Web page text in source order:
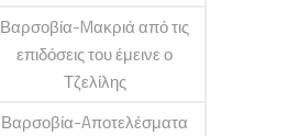
Βαρσοβία-Mακριά από τις
επιδόσεις του έμεινε ο
Τζελίλης
Βαρσοβία-Aποτελέσματα